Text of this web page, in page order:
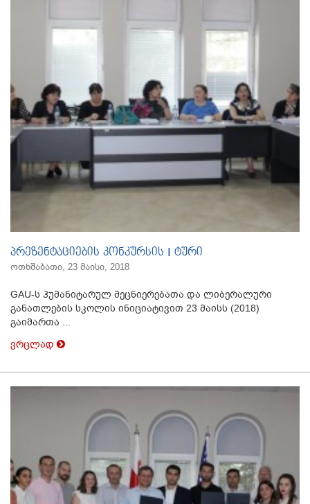
პრეზენტაციების კონკურსის I ტური
ოთხშაბათი, 23 მაისი, 2018
GAU-ს ჰუმანიტარულ მეცნიერებათა და ლიბერალური
განათლების სკოლის ინიციატივით 23 მაისს (2018)
გაიმართა ...
ვრცლად